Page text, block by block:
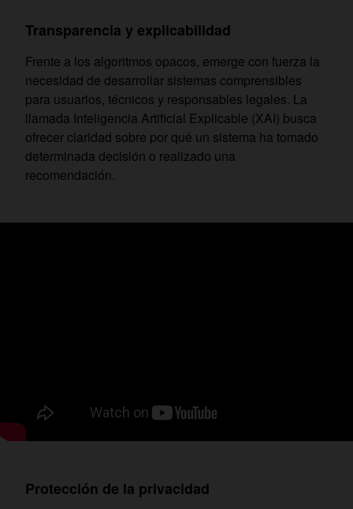
Transparencia y explicabilidad
Frente a los algoritmos opacos, emerge con fuerza la
necesidad de desarrollar sistemas comprensibles
para usuarios, técnicos y responsables legales. La
llamada Inteligencia Artificial Explicable (XAI) busca
ofrecer claridad sobre por qué un sistema ha tomado
determinada decisión o realizado una
recomendación.
Protección de la privacidad